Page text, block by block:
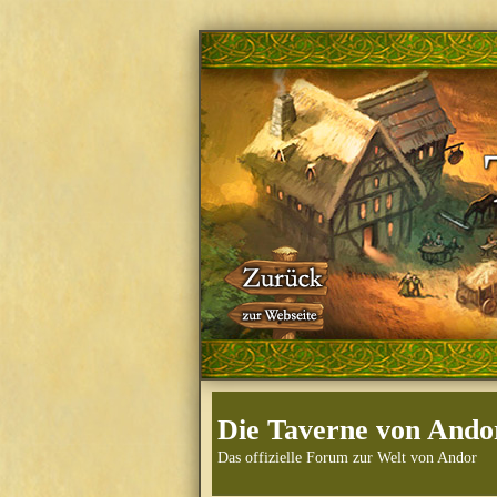
Die Taverne von
Das offizielle Forum zur Welt von Andor